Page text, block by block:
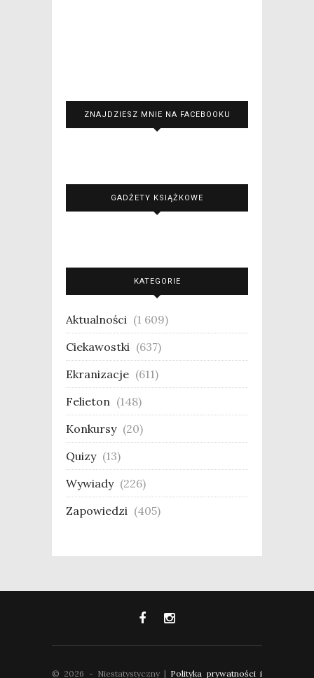
ZNAJDZIESZ MNIE NA FACEBOOKU
GADŻETY KSIĄŻKOWE
KATEGORIE
Aktualności (1 609)
Ciekawostki (637)
Ekranizacje (611)
Felieton (148)
Konkursy (20)
Quizy (13)
Wywiady (226)
Zapowiedzi (405)
© 2026 - Niestatystyczny | Polityka prywatności i